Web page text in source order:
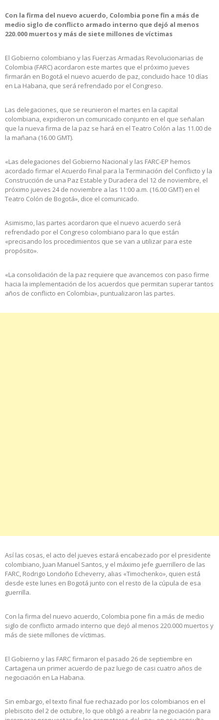
Con la firma del nuevo acuerdo, Colombia pone fin a más de
medio siglo de conflicto armado interno que dejó al menos
220.000 muertos y más de siete millones de víctimas
El Gobierno colombiano y las Fuerzas Armadas Revolucionarias de
Colombia (FARC) acordaron este martes que el próximo jueves
firmarán en Bogotá el nuevo acuerdo de paz, concluido hace 10 días
en La Habana, que será refrendado por el Congreso.
Las delegaciones, que se reunieron el martes en la capital
colombiana, expidieron un comunicado conjunto en el que señalan
que la nueva firma de la paz se hará en el Teatro Colón a las 11.00 de
la mañana (16.00 GMT).
«Las delegaciones del Gobierno Nacional y las FARC-EP hemos
acordado firmar el Acuerdo Final para la Terminación del Conflicto y la
Construcción de una Paz Estable y Duradera del 12 de noviembre, el
próximo jueves 24 de noviembre a las 11:00 a.m. (16.00 GMT) en el
Teatro Colón de Bogotá», dice el comunicado.
Asimismo, las partes acordaron que el nuevo acuerdo será
refrendado por el Congreso colombiano para lo que están
«precisando los procedimientos que se van a utilizar para este
propósito».
«La consolidación de la paz requiere que avancemos con paso firme
hacia la implementación de los acuerdos que permitan superar tantos
años de conflicto en Colombia», puntualizaron las partes.
Así las cosas, el acto del jueves estará encabezado por el presidente
colombiano, Juan Manuel Santos, y el máximo jefe guerrillero de las
FARC, Rodrigo Londoño Echeverry, alias «Timochenko», quien está
desde este lunes en Bogotá junto con el resto de la cúpula de esa
guerrilla.
Con la firma del nuevo acuerdo, Colombia pone fin a más de medio
siglo de conflicto armado interno que dejó al menos 220.000 muertos y
más de siete millones de víctimas.
El Gobierno y las FARC firmaron el pasado 26 de septiembre en
Cartagena un primer acuerdo de paz luego de casi cuatro años de
negociación en La Habana.
Sin embargo, el texto final fue rechazado por los colombianos en el
plebiscito del 2 de octubre, lo que obligó a reabrir la negociación para